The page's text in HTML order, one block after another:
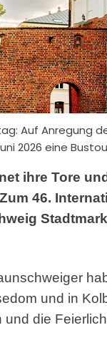
Auf Anregung
2026 eine
ihre Tore
46.
und in
die